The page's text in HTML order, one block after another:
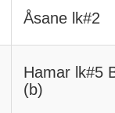
Åsane lk#2
Hamar lk#5
(b)